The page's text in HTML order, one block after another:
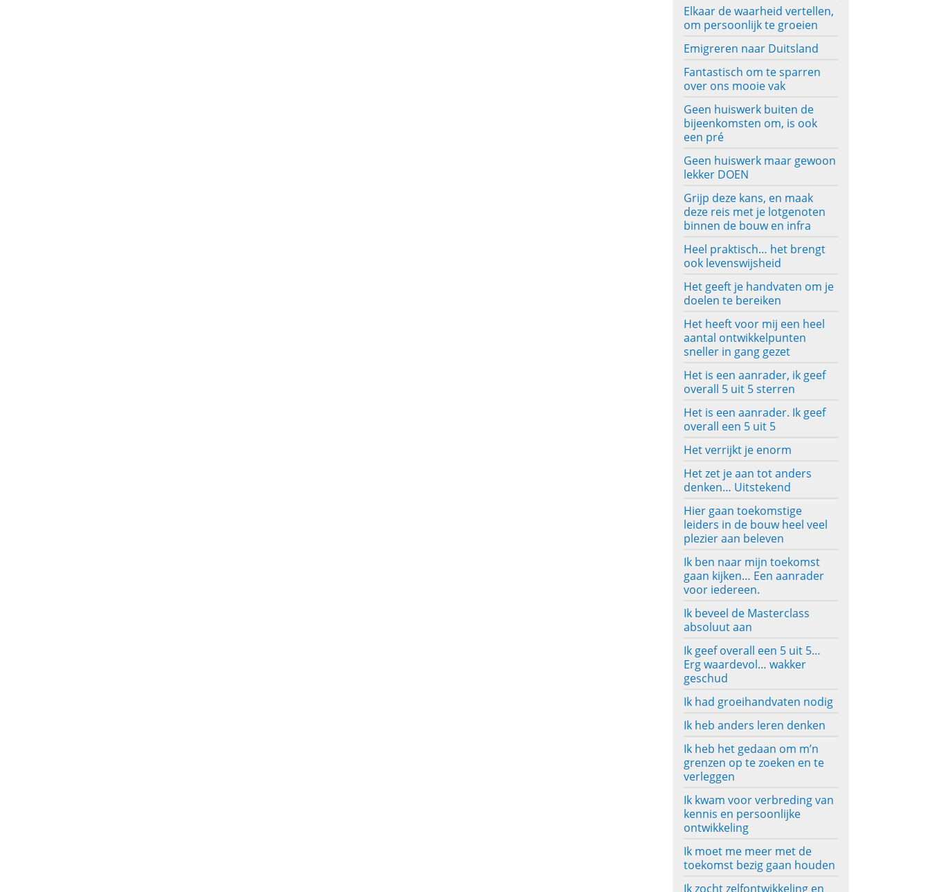
Elkaar de waarheid vertellen,
om persoonlijk te groeien
Emigreren naar Duitsland
Fantastisch om te sparren
over ons mooie vak
Geen huiswerk buiten de
bijeenkomsten om, is ook
een pré
Geen huiswerk maar gewoon
lekker DOEN
Grijp deze kans, en maak
deze reis met je lotgenoten
binnen de bouw en infra
Heel praktisch… het brengt
ook levenswijsheid
Het geeft je handvaten om je
doelen te bereiken
Het heeft voor mij een heel
aantal ontwikkelpunten
sneller in gang gezet
Het is een aanrader, ik geef
overall 5 uit 5 sterren
Het is een aanrader. Ik geef
overall een 5 uit 5
Het verrijkt je enorm
Het zet je aan tot anders
denken… Uitstekend
Hier gaan toekomstige
leiders in de bouw heel veel
plezier aan beleven
Ik ben naar mijn toekomst
gaan kijken… Een aanrader
voor iedereen.
Ik beveel de Masterclass
absoluut aan
Ik geef overall een 5 uit 5…
Erg waardevol… wakker
geschud
Ik had groeihandvaten nodig
Ik heb anders leren denken
Ik heb het gedaan om m’n
grenzen op te zoeken en te
verleggen
Ik kwam voor verbreding van
kennis en persoonlijke
ontwikkeling
Ik moet me meer met de
toekomst bezig gaan houden
Ik zocht zelfontwikkeling en